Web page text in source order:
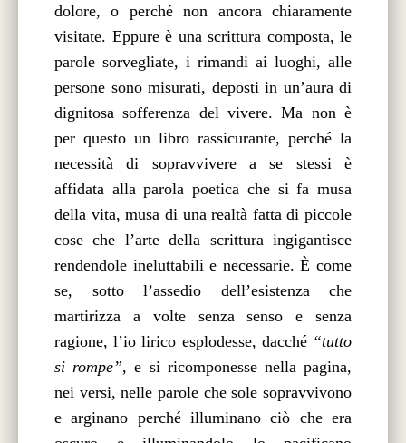
dolore, o perché non ancora chiaramente
visitate. Eppure è una scrittura composta, le
parole sorvegliate, i rimandi ai luoghi, alle
persone sono misurati, deposti in un’aura di
dignitosa sofferenza del vivere. Ma non è
per questo un libro rassicurante, perché la
necessità di sopravvivere a se stessi è
affidata alla parola poetica che si fa musa
della vita, musa di una realtà fatta di piccole
cose che l’arte della scrittura ingigantisce
rendendole ineluttabili e necessarie. È come
se, sotto l’assedio dell’esistenza che
martirizza a volte senza senso e senza
ragione, l’io lirico esplodesse, dacché “tutto
si rompe”, e si ricomponesse nella pagina,
nei versi, nelle parole che sole sopravvivono
e arginano perché illuminano ciò che era